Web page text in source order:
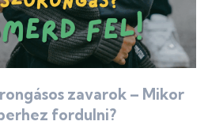
zavarok – Mikor
fordulni?